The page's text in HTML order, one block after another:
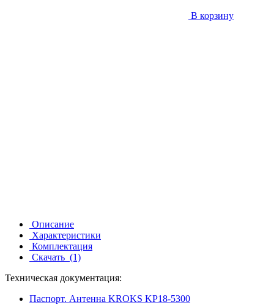
В корзину
Описание
Характеристики
Комплектация
Скачать (1)
Техническая документация:
Паспорт. Антенна KROKS KP18-5300